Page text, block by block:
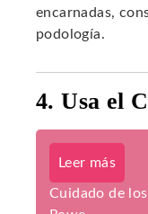
encarnadas,
podología.
4. Usa el
Leer más
Cuidado de